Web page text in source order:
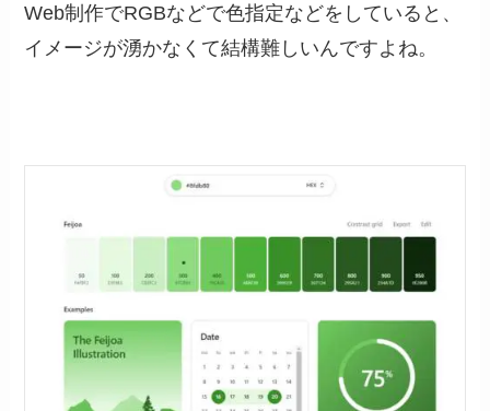
Web制作でRGBなどで色指定などをしていると、
イメージが湧かなくて結構難しいんですよね。